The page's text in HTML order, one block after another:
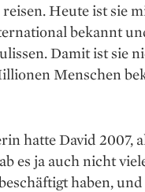
Heute ist sie
bekannt
Damit ist sie
Menschen
hatte David 2007,
es ja auch nicht
haben,